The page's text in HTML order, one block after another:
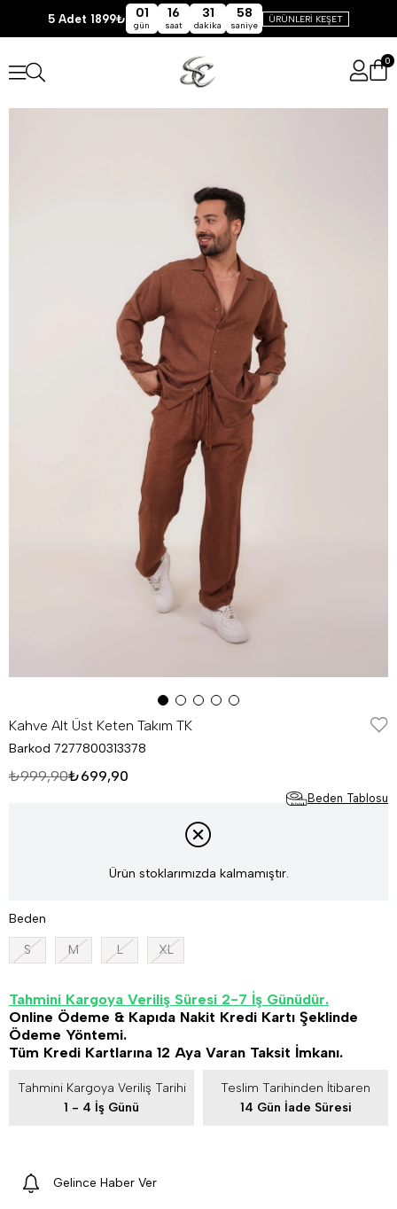
5 Adet 1899₺ 01
gün
16
saat
31
dakika
57
saniye
ÜRÜNLERİ KEŞET
0
Kahve Alt Üst Keten Takım TK
Barkod 7277800313378
₺999,90₺699,90
Beden Tablosu
Ürün stoklarımızda kalmamıştır.
Beden
S M L XL
Tahmini Kargoya Veriliş Süresi 2-7 İş Günüdür.
Online Ödeme & Kapıda Nakit Kredi Kartı Şeklinde
Ödeme Yöntemi.
Tüm Kredi Kartlarına 12 Aya Varan Taksit İmkanı.
Tahmini Kargoya Veriliş Tarihi
1 - 4 İş Günü
Teslim Tarihinden İtibaren
14 Gün İade Süresi
Gelince Haber Ver